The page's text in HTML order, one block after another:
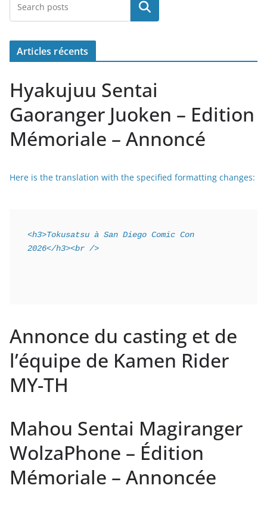
Rechercher
Articles récents
Hyakujuu Sentai
Gaoranger Juoken – Edition
Mémoriale – Annoncé
Here is the translation with the specified formatting changes:
<h3>Tokusatsu à San Diego Comic Con
2026</h3><br />
Annonce du casting et de
l’équipe de Kamen Rider
MY-TH
Mahou Sentai Magiranger
WolzaPhone – Édition
Mémoriale – Annoncée